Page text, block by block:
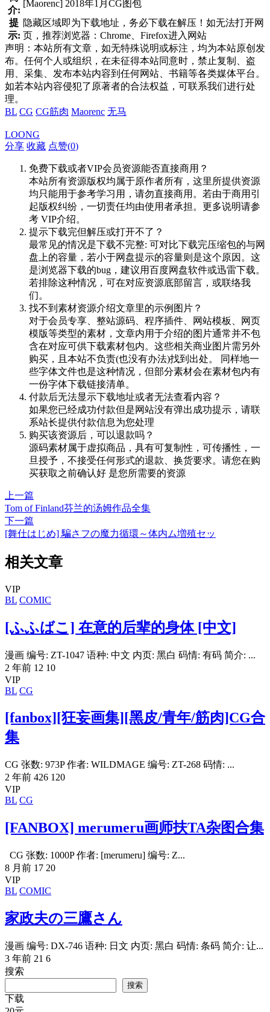
介:
[Maorenc] 2018年1月CG图包
提
示:
隐藏区域即为下载地址，务必下载在解压！如无法打开网
页，推荐浏览器：Chrome、Firefox进入网站
声明：本站所有文章，如无特殊说明或标注，均为本站原创发
布。任何个人或组织，在未征得本站同意时，禁止复制、盗
用、采集、发布本站内容到任何网站、书籍等各类媒体平台。
如若本站内容侵犯了原著者的合法权益，可联系我们进行处
理。
BL CG CG筋肉 Maorenc 无马
LOONG
分享 收藏 点赞(0)
免费下载或者VIP会员资源能否直接商用？
本站所有资源版权均属于原作者所有，这里所提供资源
均只能用于参考学习用，请勿直接商用。若由于商用引
起版权纠纷，一切责任均由使用者承担。更多说明请参
考 VIP介绍。
提示下载完但解压或打开不了？
最常见的情况是下载不完整: 可对比下载完压缩包的与网
盘上的容量，若小于网盘提示的容量则是这个原因。这
是浏览器下载的bug，建议用百度网盘软件或迅雷下载。
若排除这种情况，可在对应资源底部留言，或联络我
们。
找不到素材资源介绍文章里的示例图片？
对于会员专享、整站源码、程序插件、网站模板、网页
模版等类型的素材，文章内用于介绍的图片通常并不包
含在对应可供下载素材包内。这些相关商业图片需另外
购买，且本站不负责(也没有办法)找到出处。 同样地一
些字体文件也是这种情况，但部分素材会在素材包内有
一份字体下载链接清单。
付款后无法显示下载地址或者无法查看内容？
如果您已经成功付款但是网站没有弹出成功提示，请联
系站长提供付款信息为您处理
购买该资源后，可以退款吗？
源码素材属于虚拟商品，具有可复制性，可传播性，一
旦授予，不接受任何形式的退款、换货要求。请您在购
买获取之前确认好 是您所需要的资源
上一篇
Tom of Finland芬兰的汤姆作品全集
下一篇
[舞仕はじめ] 騙さフの魔力循環～体内ム増殖セッ
相关文章
VIP
BL COMIC
[ふふばこ] 在意的后辈的身体 [中文]
漫画 编号: ZT-1047 语种: 中文 内页: 黑白 码情: 有码 简介: ...
2 年前 12 10
VIP
BL CG
[fanbox][狂妄画集][黑皮/青年/筋肉]CG合
集
CG 张数: 973P 作者: WILDMAGE 编号: ZT-268 码情: ...
2 年前 426 120
VIP
BL CG
[FANBOX] merumeru画师扶TA杂图合集
CG 张数: 1000P 作者: [merumeru] 编号: Z...
8 月前 17 20
VIP
BL COMIC
家政夫の三鷹さん
漫画 编号: DX-746 语种: 日文 内页: 黑白 码情: 条码 简介: 让...
3 年前 21 6
搜索
搜索
下载